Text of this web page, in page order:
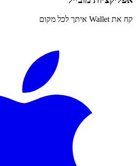
קח את Wallet איתך לכל מקום